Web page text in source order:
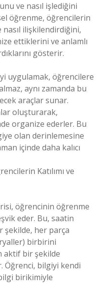
ve nasıl işlediğini
öğrenme, öğrencilerin
ilişkilendirdiğini,
ettiklerini ve anlamlı
gösterir.
uygulamak, öğrencilere
aynı zamanda bu
araçlar sunar.
oluşturarak,
organize ederler. Bu
olan derinlemesine
içinde daha kalıcı
Katılımı ve
öğrencinin öğrenme
eder. Bu, saatin
şekilde, her parça
birbirini
aktif bir şekilde
Öğrenci, bilgiyi kendi
birikimiyle